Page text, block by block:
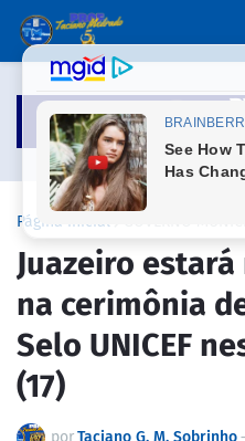
Página inicial
Juazeiro
na cerimônia
Selo UNICEF
(17)
porTaciano G. M. Sobrinho